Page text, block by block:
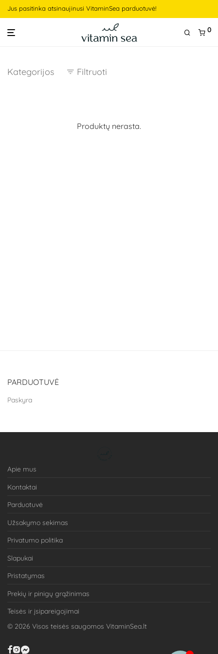
Jus pasitinka atsinaujinusi VitaminSea parduotuvė!
0
Kategorijos Filtruoti
Produktų nerasta.
PARDUOTUVĖ
Paskyra
Apie mus
Kontaktai
Parduotuvė
Užsakymo sekimas
Privatumo politika
Slapukai
Pristatymas
Prekių ir pinigų grąžinimas
Teisės ir įsipareigojimai
© 2026 Visos teisės saugomos VitaminSea.lt